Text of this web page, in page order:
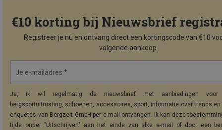
€10 korting bij Nieuwsbrief
Registreer je nu en ontvang direct een kortingscode van €10
volgende aankoop.
Je e-mailadres *
Ja, ik wil regelmatig de nieuwsbrief met aanbiedingen voor
bergsportuitrusting, schoenen, accessoires, sport, informatie over trends
enquêtes van Bergzeit GmbH per e-mail ontvangen. Ik kan deze
tijde onder "Uitschrijven" aan het einde van elke e-mail of door een